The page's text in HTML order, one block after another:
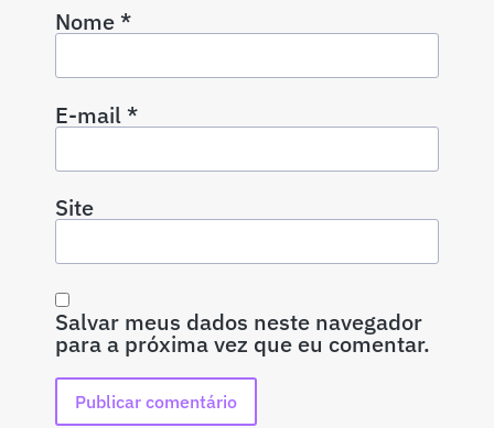
Nome*
E-mail*
Site
Salvar meus dados neste navegador
para a próxima vez que eu comentar.